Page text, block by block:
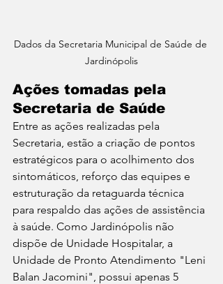
Dados da Secretaria Municipal de Saúde de
Jardinópolis
Ações tomadas pela
Secretaria de Saúde
Entre as ações realizadas pela
Secretaria, estão a criação de pontos
estratégicos para o acolhimento dos
sintomáticos, reforço das equipes e
estruturação da retaguarda técnica
para respaldo das ações de assistência
à saúde. Como Jardinópolis não
dispõe de Unidade Hospitalar, a
Unidade de Pronto Atendimento "Leni
Balan Jacomini", possui apenas 5